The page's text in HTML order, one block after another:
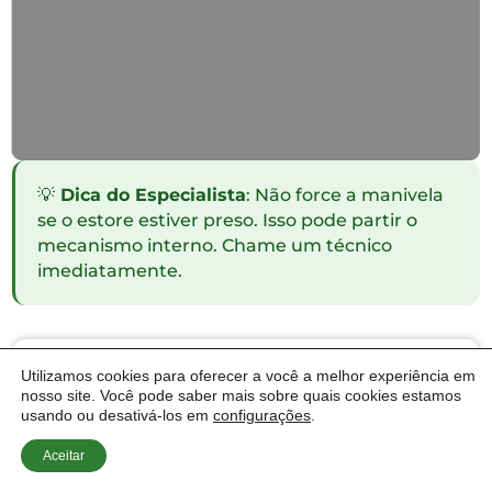
💡 Dica do Especialista: Não force a manivela
se o estore estiver preso. Isso pode partir o
mecanismo interno. Chame um técnico
imediatamente.
Precisa de Ajuda Agora?
Técnico disponível na zona de Lisboa.
+351 912 211 409
(Aviso: Chamada para rede móvel nacional)
Utilizamos cookies para oferecer a você a melhor experiência em
nosso site. Você pode saber mais sobre quais cookies estamos
usando ou desativá-los em configurações
Aceitar